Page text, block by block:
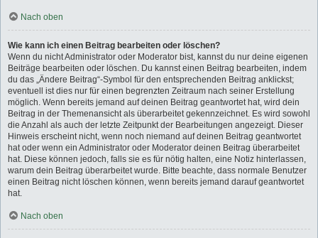
Nach oben
Wie kann ich einen Beitrag bearbeiten oder löschen?
Wenn du nicht Administrator oder Moderator bist, kannst du nur deine eigenen
Beiträge bearbeiten oder löschen. Du kannst einen Beitrag bearbeiten, indem
du das „Ändere Beitrag“-Symbol für den entsprechenden Beitrag anklickst;
eventuell ist dies nur für einen begrenzten Zeitraum nach seiner Erstellung
möglich. Wenn bereits jemand auf deinen Beitrag geantwortet hat, wird dein
Beitrag in der Themenansicht als überarbeitet gekennzeichnet. Es wird sowohl
die Anzahl als auch der letzte Zeitpunkt der Bearbeitungen angezeigt. Dieser
Hinweis erscheint nicht, wenn noch niemand auf deinen Beitrag geantwortet
hat oder wenn ein Administrator oder Moderator deinen Beitrag überarbeitet
hat. Diese können jedoch, falls sie es für nötig halten, eine Notiz hinterlassen,
warum dein Beitrag überarbeitet wurde. Bitte beachte, dass normale Benutzer
einen Beitrag nicht löschen können, wenn bereits jemand darauf geantwortet
hat.
Nach oben